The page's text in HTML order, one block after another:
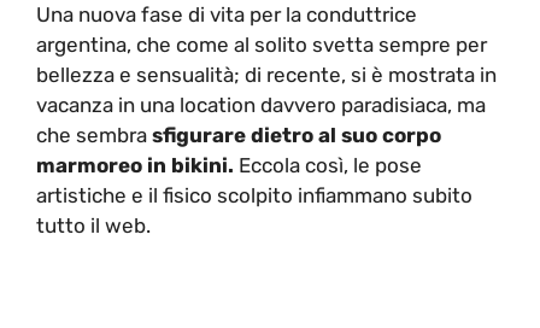
Una nuova fase di vita per la conduttrice
argentina, che come al solito svetta sempre per
bellezza e sensualità; di recente, si è mostrata in
vacanza in una location davvero paradisiaca, ma
che sembra sfigurare dietro al suo corpo
marmoreo in bikini. Eccola così, le pose
artistiche e il fisico scolpito infiammano subito
tutto il web.